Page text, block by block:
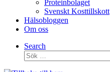
Proteinbolaget
Svenskt Kosttillskott
Hälsobloggen
Om oss
Search
Sök